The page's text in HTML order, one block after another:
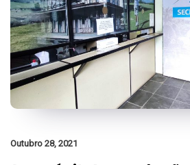
Outubro 28, 2021